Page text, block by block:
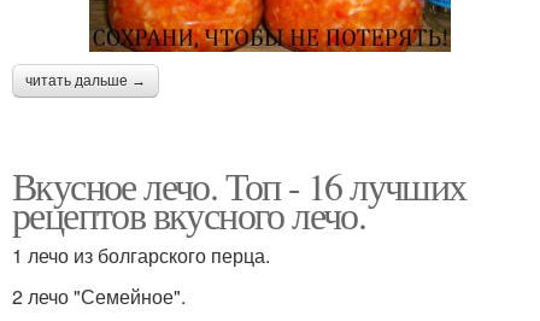
читать дальше →
Вкусное лечо. Топ - 16 лучших
рецептов вкусного лечо.
1 лечо из болгарского перца.
2 лечо "Семейное".